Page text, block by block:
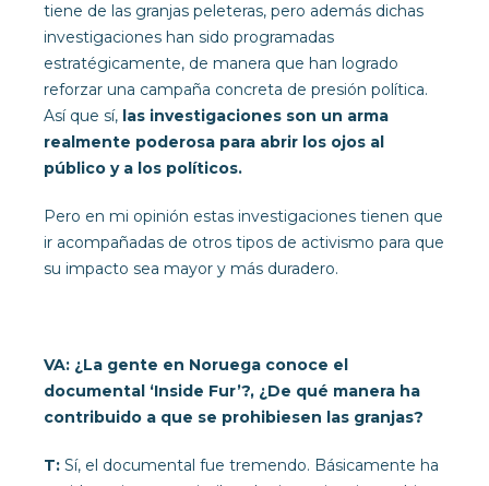
tiene de las granjas peleteras, pero además dichas
investigaciones han sido programadas
estratégicamente, de manera que han logrado
reforzar una campaña concreta de presión política.
Así que sí, las investigaciones son un arma
realmente poderosa para abrir los ojos al
público y a los políticos.
Pero en mi opinión estas investigaciones tienen que
ir acompañadas de otros tipos de activismo para que
su impacto sea mayor y más duradero.
VA: ¿La gente en Noruega conoce el
documental ‘Inside Fur’?, ¿De qué manera ha
contribuido a que se prohibiesen las granjas?
T: Sí, el documental fue tremendo. Básicamente ha